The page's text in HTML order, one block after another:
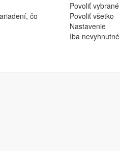
Povoliť vybrané
čo
Povoliť všetko
Nastavenie
Iba nevyhnutné